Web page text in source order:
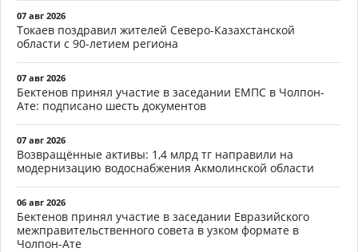
07 авг 2026
Токаев поздравил жителей Северо-Казахстанской
области с 90-летием региона
07 авг 2026
Бектенов принял участие в заседании ЕМПС в Чолпон-
Ате: подписано шесть документов
07 авг 2026
Возвращённые активы: 1,4 млрд тг направили на
модернизацию водоснабжения Акмолинской области
06 авг 2026
Бектенов принял участие в заседании Евразийского
межправительственного совета в узком формате в
Чолпон-Ате